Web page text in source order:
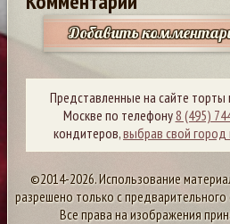
Добавить
Представленные на сайте торты
Москве по телефону8 (495)
кондитеров,выбрав свой город
©2014-2026. Использование
разрешено только с
Все права на изображения